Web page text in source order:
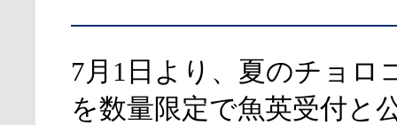
7月1日より、夏のチョロ
を数量限定で魚英受付と